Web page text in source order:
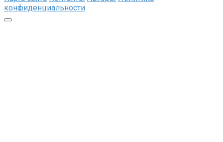
конфиденциальности